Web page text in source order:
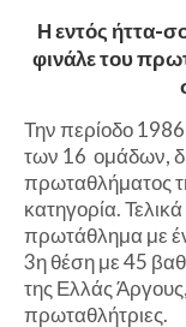
Η εντός ήττα-
φινάλε του
Την περίοδο
των 16 ομάδων,
πρωταθλήματος
κατηγορία.
πρωτάθλημα με
3η θέση με 45
της Ελλάς
πρωταθλήτριες.